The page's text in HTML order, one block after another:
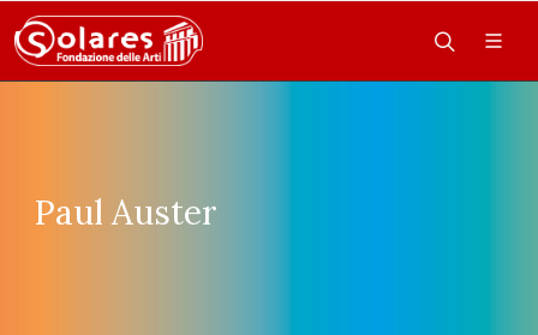
Paul Auster